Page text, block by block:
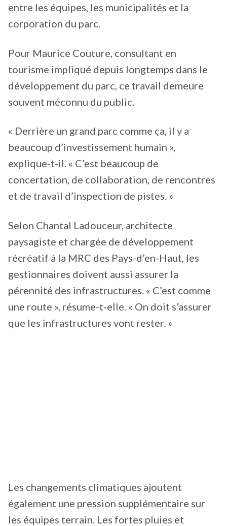
entre les équipes, les municipalités et la
corporation du parc.
Pour Maurice Couture, consultant en
tourisme impliqué depuis longtemps dans le
développement du parc, ce travail demeure
souvent méconnu du public.
« Derrière un grand parc comme ça, il y a
beaucoup d’investissement humain »,
explique-t-il. « C’est beaucoup de
concertation, de collaboration, de rencontres
et de travail d’inspection de pistes. »
Selon Chantal Ladouceur, architecte
paysagiste et chargée de développement
récréatif à la MRC des Pays-d’en-Haut, les
gestionnaires doivent aussi assurer la
pérennité des infrastructures. « C’est comme
une route », résume-t-elle. « On doit s’assurer
que les infrastructures vont rester. »
Les changements climatiques ajoutent
également une pression supplémentaire sur
les équipes terrain. Les fortes pluies et